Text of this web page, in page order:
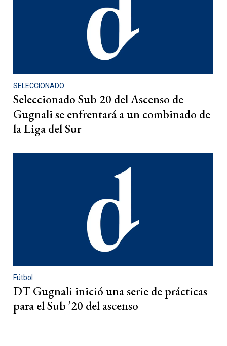
SELECCIONADO
Seleccionado Sub 20 del Ascenso de
Gugnali se enfrentará a un combinado de
la Liga del Sur
Fútbol
DT Gugnali inició una serie de prácticas
para el Sub ’20 del ascenso